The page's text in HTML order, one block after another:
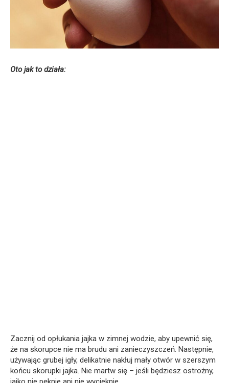
Oto jak to działa:
Zacznij od opłukania jajka w zimnej wodzie, aby upewnić się,
że na skorupce nie ma brudu ani zanieczyszczeń. Następnie,
używając grubej igły, delikatnie nakłuj mały otwór w szerszym
końcu skorupki jajka. Nie martw się – jeśli będziesz ostrożny,